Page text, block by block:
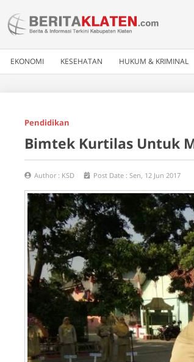
EKONOMI KESEHATAN HUKUM & KRIMINAL
Pendidikan
Bimtek Kurtilas Untuk
Author : KSD Post Date : Sen, 12 Jun 2017